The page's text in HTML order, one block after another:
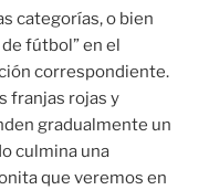
categorías, o bien
fútbol” en el
correspondiente.
franjas rojas y
gradualmente un
culmina una
que veremos en